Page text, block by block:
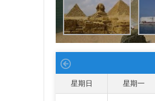
星期日 星期一